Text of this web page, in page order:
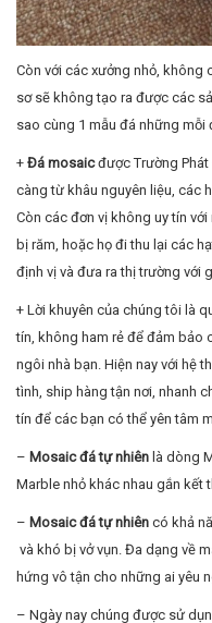
Còn với các xưởng nhỏ, không
sơ sẽ không tạo ra được các
sao cùng 1 mẫu đá những mỗi
+ Đá mosaicđược Trường Phát
càng từ khâu nguyên liệu, các
Còn các đơn vị không uy tín
bị răm, hoặc họ đi thu lại các
định vị và đưa ra thị trường với
+ Lời khuyên của chúng tôi là
tín, không ham rẻ để đảm bảo
ngôi nhà bạn. Hiện nay với hệ
tình, ship hàng tận nơi, nhanh
tín để các bạn có thể yên tâm
– Mosaic đá tự nhiên là dòng
Marble nhỏ khác nhau gắn kết
– Mosaic đá tự nhiên có khả
và khó bị vở vụn. Đa dạng về
hứng vô tận cho những ai yêu
– Ngày nay chúng được sử